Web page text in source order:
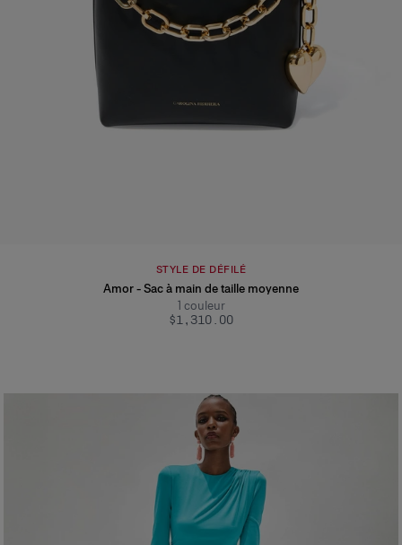
STYLE DE DÉFILÉ
Amor - Sac à main de taille moyenne
1 couleur
$1,310.00